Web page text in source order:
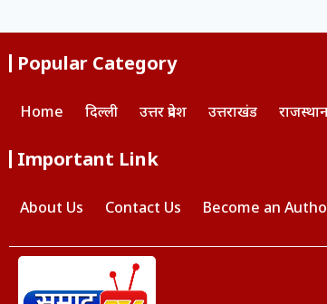
Popular Category
Home दिल्ली उत्तर प्रदेश उत्तराखंड राजस्थान
Important Link
About Us Contact Us Become an